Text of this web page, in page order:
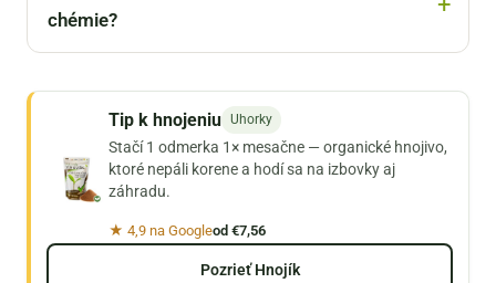
chémie?
Tip k hnojeniu Uhorky
Stačí 1 odmerka 1× mesačne — organické hnojivo,
ktoré nepáli korene a hodí sa na izbovky aj
záhradu.
★ 4,9 na Googleod €7,56
Pozrieť Hnojík